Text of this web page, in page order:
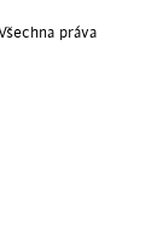
práva